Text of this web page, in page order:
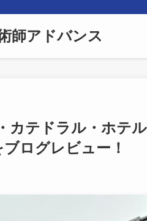
師アドバンス
カテドラル・ホテ
ログレビュー！